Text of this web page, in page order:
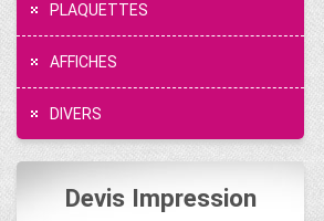
PLAQUETTES
AFFICHES
DIVERS
Devis Impression